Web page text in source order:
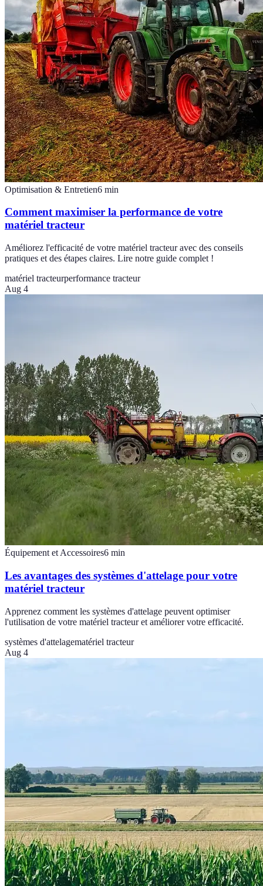
Optimisation & Entretien6 min
Comment maximiser la performance de votre
matériel tracteur
Améliorez l'efficacité de votre matériel tracteur avec des conseils
pratiques et des étapes claires. Lire notre guide complet !
matériel tracteurperformance tracteur
Aug 4
Équipement et Accessoires6 min
Les avantages des systèmes d'attelage pour votre
matériel tracteur
Apprenez comment les systèmes d'attelage peuvent optimiser
l'utilisation de votre matériel tracteur et améliorer votre efficacité.
systèmes d'attelagematériel tracteur
Aug 4